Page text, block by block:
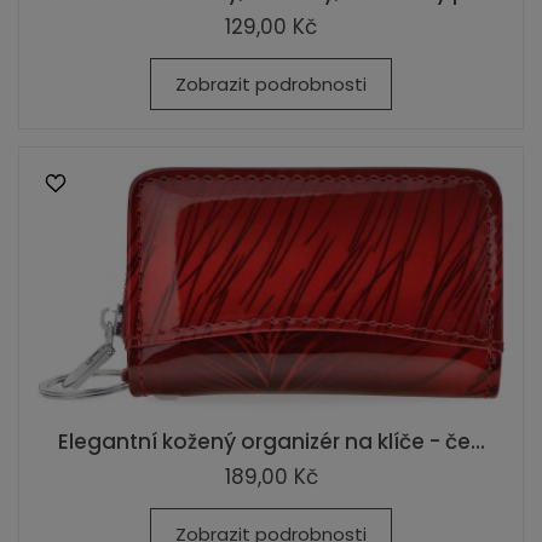
129,00 Kč
Zobrazit podrobnosti
Elegantní kožený organizér na klíče - če...
189,00 Kč
Zobrazit podrobnosti